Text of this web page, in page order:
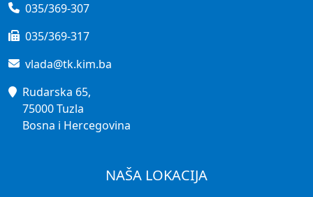
035/369-307
035/369-317
vlada@tk.kim.ba
Rudarska 65,
75000 Tuzla
Bosna i Hercegovina
NAŠA LOKACIJA